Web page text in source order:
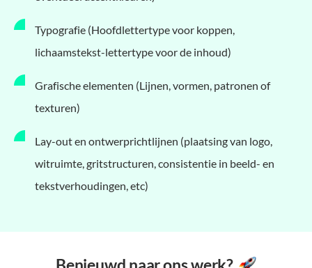
Typografie (Hoofdlettertype voor koppen,
lichaamstekst-lettertype voor de inhoud)
Grafische elementen (Lijnen, vormen, patronen of
texturen)
Lay-out en ontwerprichtlijnen (plaatsing van logo,
witruimte, gritstructuren, consistentie in beeld- en
tekstverhoudingen, etc)